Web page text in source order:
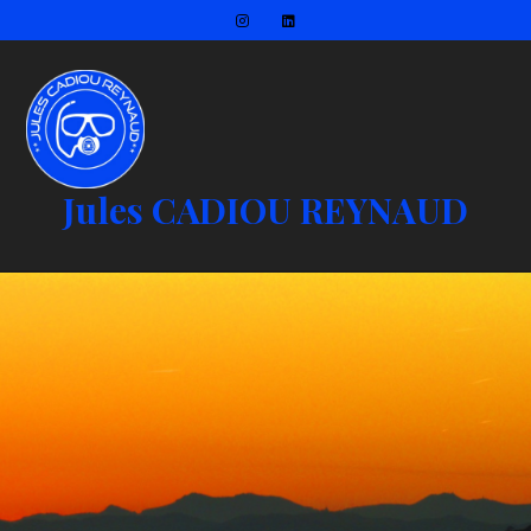
Jules CADIOU REYNAUD